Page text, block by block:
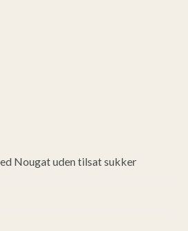
Nougat uden tilsat sukker